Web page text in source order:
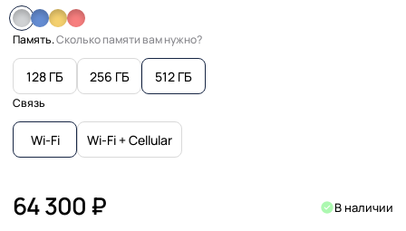
Память.Сколько памяти вам нужно?
128 ГБ 256 ГБ 512 ГБ
Связь
Wi-Fi Wi-Fi + Cellular
64 300 ₽ В наличии